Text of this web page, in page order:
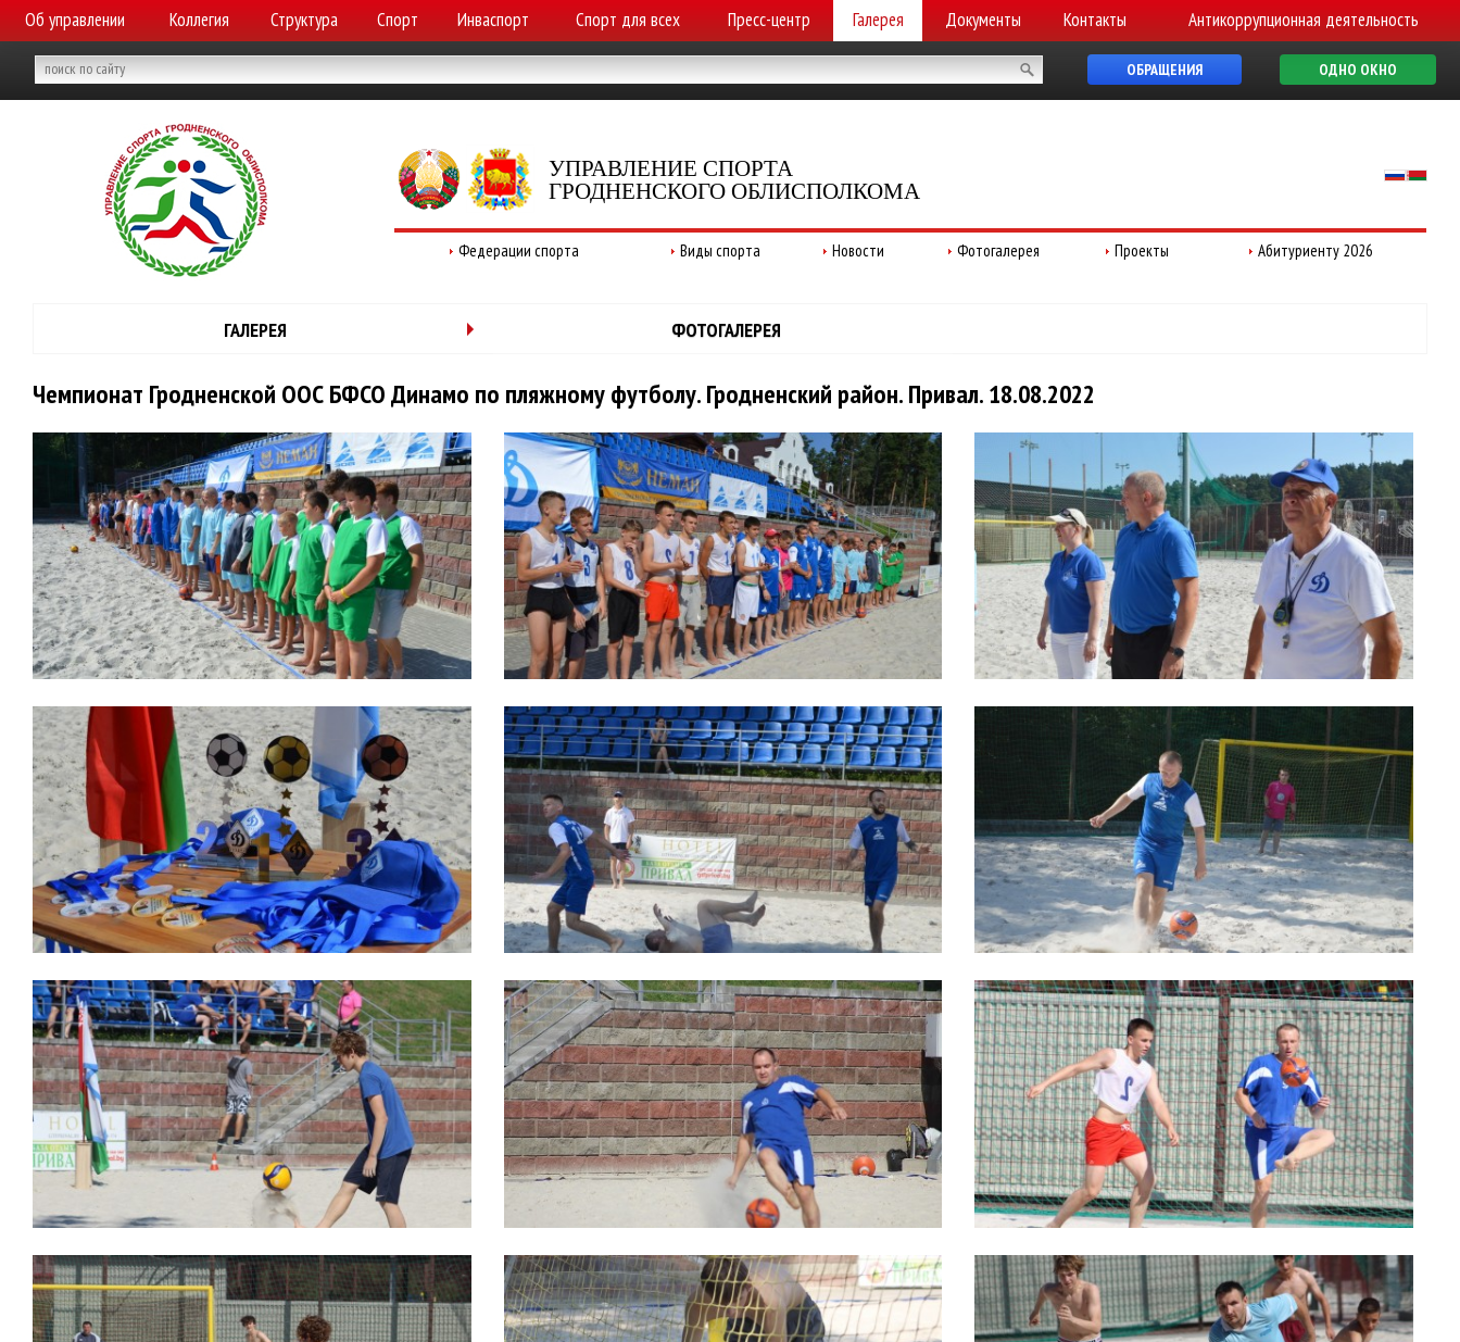
Об управлении Коллегия Структура Спорт Инваспорт Спорт для всех Пресс-центр Галерея Документы Контакты Антикоррупционная деятельность
ОБРАЩЕНИЯ ОДНО ОКНО
УПРАВЛЕНИЕ СПОРТА
ГРОДНЕНСКОГО ОБЛИСПОЛКОМА
Федерации спорта Виды спорта Новости Фотогалерея Проекты Абитуриенту 2026
ГАЛЕРЕЯ ФОТОГАЛЕРЕЯ
Чемпионат Гродненской ООС БФСО Динамо по пляжному футболу. Гродненский район. Привал. 18.08.2022